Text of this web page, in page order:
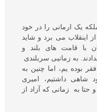
یک ارمانی را در خود
اینقلاب می برد و شاید
با قامت های بلند و
به زمانیی سربلندی
بوده یم، اما چنین به
شاهی داشتیم، امیری
حتا به زمانی که آزاد از